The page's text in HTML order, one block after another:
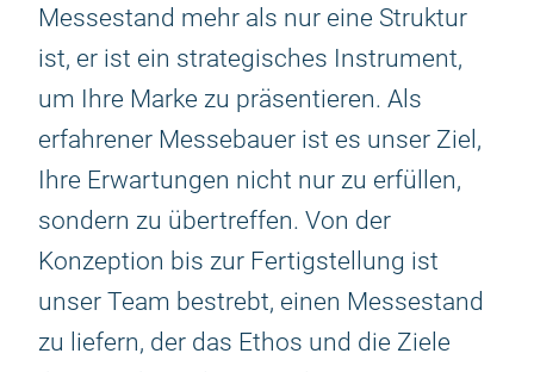
Messestand mehr als nur eine Struktur
ist, er ist ein strategisches Instrument,
um Ihre Marke zu präsentieren. Als
erfahrener Messebauer ist es unser Ziel,
Ihre Erwartungen nicht nur zu erfüllen,
sondern zu übertreffen. Von der
Konzeption bis zur Fertigstellung ist
unser Team bestrebt, einen Messestand
zu liefern, der das Ethos und die Ziele